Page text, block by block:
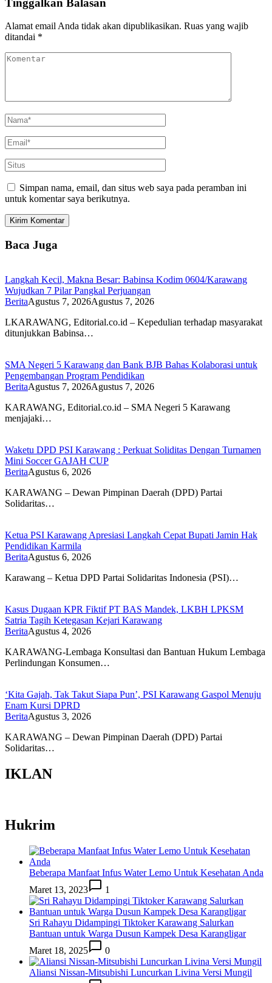
Alamat email Anda tidak akan dipublikasikan. Ruas yang wajib
ditandai *
Simpan nama, email, dan situs web saya pada peramban ini
untuk komentar saya berikutnya.
Baca Juga
Langkah Kecil, Makna Besar: Babinsa Kodim 0604/Karawang
Wujudkan 7 Pilar Pangkal Perjuangan
BeritaAgustus 7, 2026Agustus 7, 2026
LKARAWANG, Editorial.co.id – Kepedulian terhadap masyarakat
ditunjukkan Babinsa…
SMA Negeri 5 Karawang dan Bank BJB Bahas Kolaborasi untuk
Pengembangan Program Pendidikan
BeritaAgustus 7, 2026Agustus 7, 2026
KARAWANG, Editorial.co.id – SMA Negeri 5 Karawang
menjajaki…
Waketu DPD PSI Karawang : Perkuat Soliditas Dengan Turnamen
Mini Soccer GAJAH CUP
BeritaAgustus 6, 2026
KARAWANG – Dewan Pimpinan Daerah (DPD) Partai
Solidaritas…
Ketua PSI Karawang Apresiasi Langkah Cepat Bupati Jamin Hak
Pendidikan Karmila
BeritaAgustus 6, 2026
Karawang – Ketua DPD Partai Solidaritas Indonesia (PSI)…
Kasus Dugaan KPR Fiktif PT BAS Mandek, LKBH LPKSM
Satria Tagih Ketegasan Kejari Karawang
BeritaAgustus 4, 2026
KARAWANG-Lembaga Konsultasi dan Bantuan Hukum Lembaga
Perlindungan Konsumen…
‘Kita Gajah, Tak Takut Siapa Pun’, PSI Karawang Gaspol Menuju
Enam Kursi DPRD
BeritaAgustus 3, 2026
KARAWANG – Dewan Pimpinan Daerah (DPD) Partai
Solidaritas…
IKLAN
Hukrim
Beberapa Manfaat Infus Water Lemo Untuk Kesehatan Anda
Maret 13, 2023
1
Sri Rahayu Didampingi Tiktoker Karawang Salurkan
Bantuan untuk Warga Dusun Kampek Desa Karangligar
Maret 18, 2025
0
Aliansi Nissan-Mitsubishi Luncurkan Livina Versi Mungil